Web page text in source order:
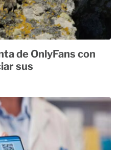
de OnlyFans con
sus